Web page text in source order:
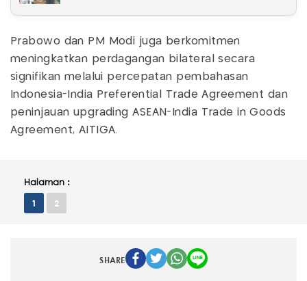
Prabowo dan PM Modi juga berkomitmen
meningkatkan perdagangan bilateral secara
signifikan melalui percepatan pembahasan
Indonesia-India Preferential Trade Agreement dan
peninjauan upgrading ASEAN-India Trade in Goods
Agreement, AITIGA.
Halaman :
1 2
SHARE